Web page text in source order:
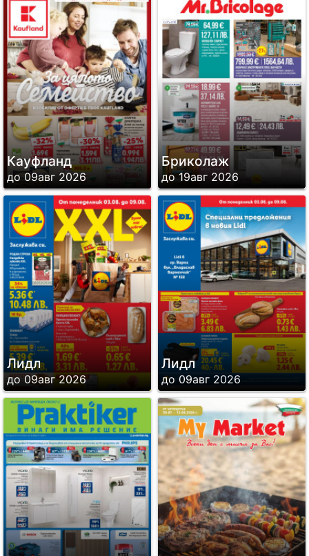
Кауфланд
до 09авг 2026
Бриколаж
до 19авг 2026
Лидл
до 09авг 2026
Лидл
до 09авг 2026